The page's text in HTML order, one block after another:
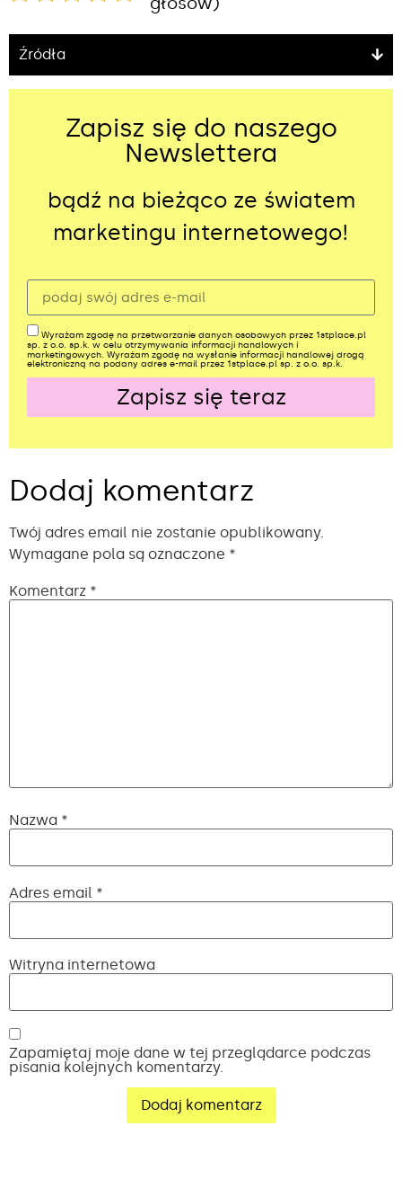
Źródła
Zapisz się do naszego
Newslettera
bądź na bieżąco ze światem
marketingu internetowego!
Wyrażam zgodę na przetwarzanie danych osobowych przez 1stplace.pl
sp. z o.o. sp.k. w celu otrzymywania informacji handlowych i
marketingowych. Wyrażam zgodę na wysłanie informacji handlowej drogą
elektroniczną na podany adres e-mail przez 1stplace.pl sp. z o.o. sp.k.
Zapisz się teraz
Dodaj komentarz
Twój adres email nie zostanie opublikowany.
Wymagane pola są oznaczone *
Komentarz *
Nazwa *
Adres email *
Witryna internetowa
Zapamiętaj moje dane w tej przeglądarce podczas
pisania kolejnych komentarzy.